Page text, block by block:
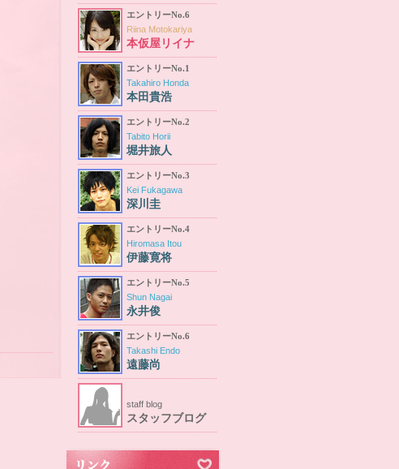
エントリーNo.6
Riina Motokariya
本仮屋リイナ
エントリーNo.1
Takahiro Honda
本田貴浩
エントリーNo.2
Tabito Horii
堀井旅人
エントリーNo.3
Kei Fukagawa
深川圭
エントリーNo.4
Hiromasa Itou
伊藤寛将
エントリーNo.5
Shun Nagai
永井俊
エントリーNo.6
Takashi Endo
遠藤尚
staff blog
スタッフブログ